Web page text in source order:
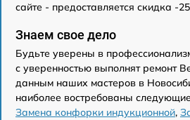
сайте - предоставляется скидка -
Знаем свое дело
Будьте уверены в
с уверенностью выполнят ремонт
данным наших мастеров в
наиболее востребованы
Замена конфорки индукционной,